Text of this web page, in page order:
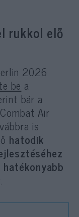
rukkol elő
2026
be a
bár a
Air
is
hatodik
.